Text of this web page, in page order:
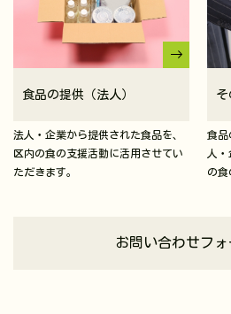
食品の提供（法人）
法人・企業から提供された食品を、
区内の食の支援活動に活用させてい
ただきます。
そ
食品
人
の食
お問い合わせフォ